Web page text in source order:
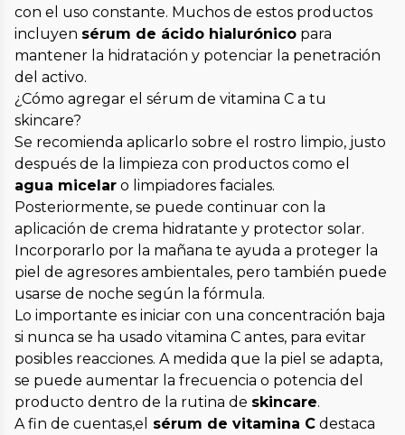
con el uso constante. Muchos de estos productos
incluyen sérum de ácido hialurónico para
mantener la hidratación y potenciar la penetración
del activo.
¿Cómo agregar el sérum de vitamina C a tu
skincare?
Se recomienda aplicarlo sobre el rostro limpio, justo
después de la limpieza con productos como el
agua micelar o limpiadores faciales.
Posteriormente, se puede continuar con la
aplicación de crema hidratante y protector solar.
Incorporarlo por la mañana te ayuda a proteger la
piel de agresores ambientales, pero también puede
usarse de noche según la fórmula.
Lo importante es iniciar con una concentración baja
si nunca se ha usado vitamina C antes, para evitar
posibles reacciones. A medida que la piel se adapta,
se puede aumentar la frecuencia o potencia del
producto dentro de la rutina de skincare.
A fin de cuentas,el
sérum de vitamina C destaca